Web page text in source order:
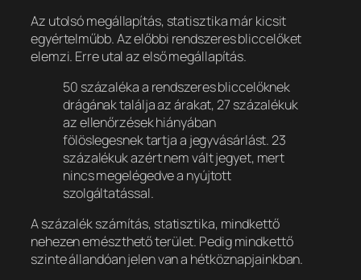
Az utolsó megállapítás, statisztika már kicsit
egyértelműbb. Az előbbi rendszeres bliccelőket
elemzi. Erre utal az első megállapítás.
50 százaléka a rendszeres bliccelőknek
drágának találja az árakat, 27 százalékuk
az ellenőrzések hiányában
fölöslegesnek tartja a jegyvásárlást. 23
százalékuk azért nem vált jegyet, mert
nincs megelégedve a nyújtott
szolgáltatással.
A százalék számítás, statisztika, mindkettő
nehezen emészthető terület. Pedig mindkettő
szinte állandóan jelen van a hétköznapjainkban.